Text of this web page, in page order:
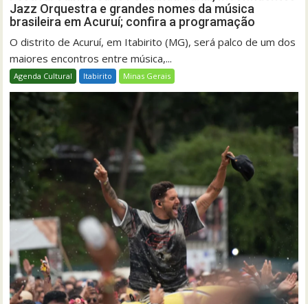
Jazz Orquestra e grandes nomes da música
brasileira em Acuruí; confira a programação
O distrito de Acuruí, em Itabirito (MG), será palco de um dos
maiores encontros entre música,...
Agenda Cultural Itabirito Minas Gerais